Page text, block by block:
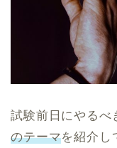
試験前日にやるべ
のテーマを紹介し